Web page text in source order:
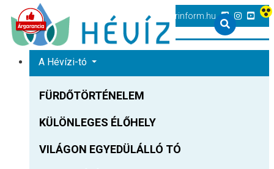
+36 83 540 131 heviz@tourinform.hu
A Hévízi-tó
FÜRDŐTÖRTÉNELEM
KÜLÖNLEGES ÉLŐHELY
VILÁGON EGYEDÜLÁLLÓ TÓ